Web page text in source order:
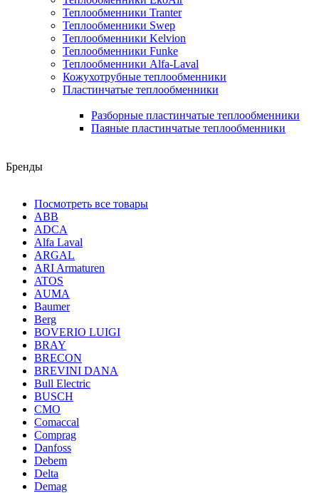
Теплообменники Tranter
Теплообменники Swep
Теплообменники Kelvion
Теплообменники Funke
Теплообменники Alfa-Laval
Кожухотрубные теплообменники
Пластинчатые теплообменники
Разборные пластинчатые теплообменники
Паяные пластинчатые теплообменники
Бренды
Посмотреть все товары
ABB
ADCA
Alfa Laval
ARGAL
ARI Armaturen
ATOS
AUMA
Baumer
Berg
BOVERIO LUIGI
BRAY
BRECON
BREVINI DANA
Bull Electric
BUSCH
CMO
Comaccal
Comprag
Danfoss
Debem
Delta
Demag